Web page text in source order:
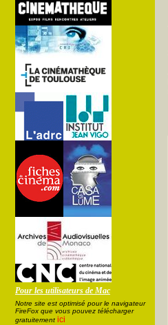
Pour les utilisateurs de Mac
Notre site est optimisé pour le navigateur
FireFox que vous pouvez télécharger
gratuitement ici